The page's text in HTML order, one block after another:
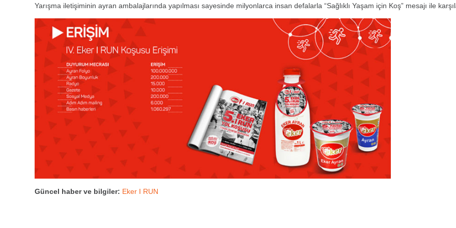
Yarışma iletişiminin ayran ambalajlarında yapılması sayesinde milyonlarca insan defalarla “Sağlıklı Yaşam için Koş” mesajı ile
Güncel haber ve bilgiler: Eker I RUN